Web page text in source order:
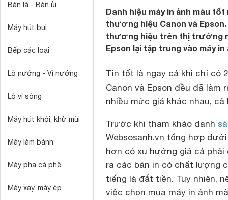
Bàn là - Bàn ủi
Máy hút bụi
Bếp các loại
Lò nướng - Vỉ nướng
Lò vi sóng
Máy hút khói, khử mùi
Máy làm bánh
Máy pha cà phê
Máy xay, máy ép
Danh hiệu máy in ảnh màu
thương hiệu Canon và
thương hiệu trên thị trường
Epson lại tập trung vào máy
Tin tốt là ngay cả khi chỉ có
Canon và Epson đều đã
nhiều mức giá khác nhau, cả
Trước khi tham khảo danh
Websosanh.vn tổng hợp
hơn có xu hướng giá cả
ra các bản in có chất lượng
tiếng là đắt tiền. Tuy nhiên,
việc chọn mua máy in ảnh